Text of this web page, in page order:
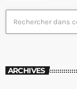
ARCHIVES